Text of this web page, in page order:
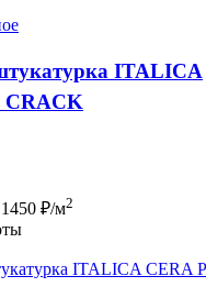
ITALICA
СRACK
1450 ₽/м2